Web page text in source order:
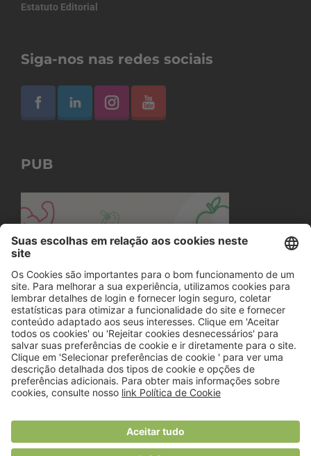
Estatuto Editorial
Siga-nos nas redes sociais
PUB
© 2018 Viver Saudável